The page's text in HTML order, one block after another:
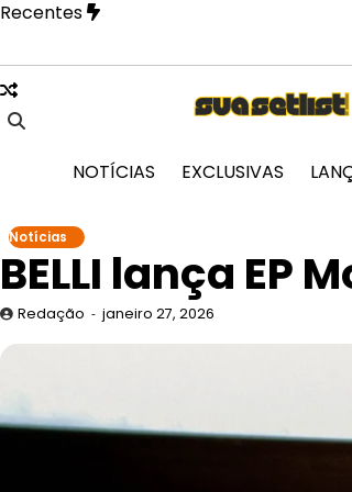
Skip
content
Recentes
Paulo na festa Tangerica antes de
NOTÍCIAS EXCLUSIVAS
Notícias
BELLI lança EP
Redação janeiro 27, 2026